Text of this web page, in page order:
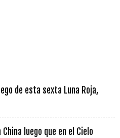
de esta sexta Luna Roja,
luego que en el Cielo